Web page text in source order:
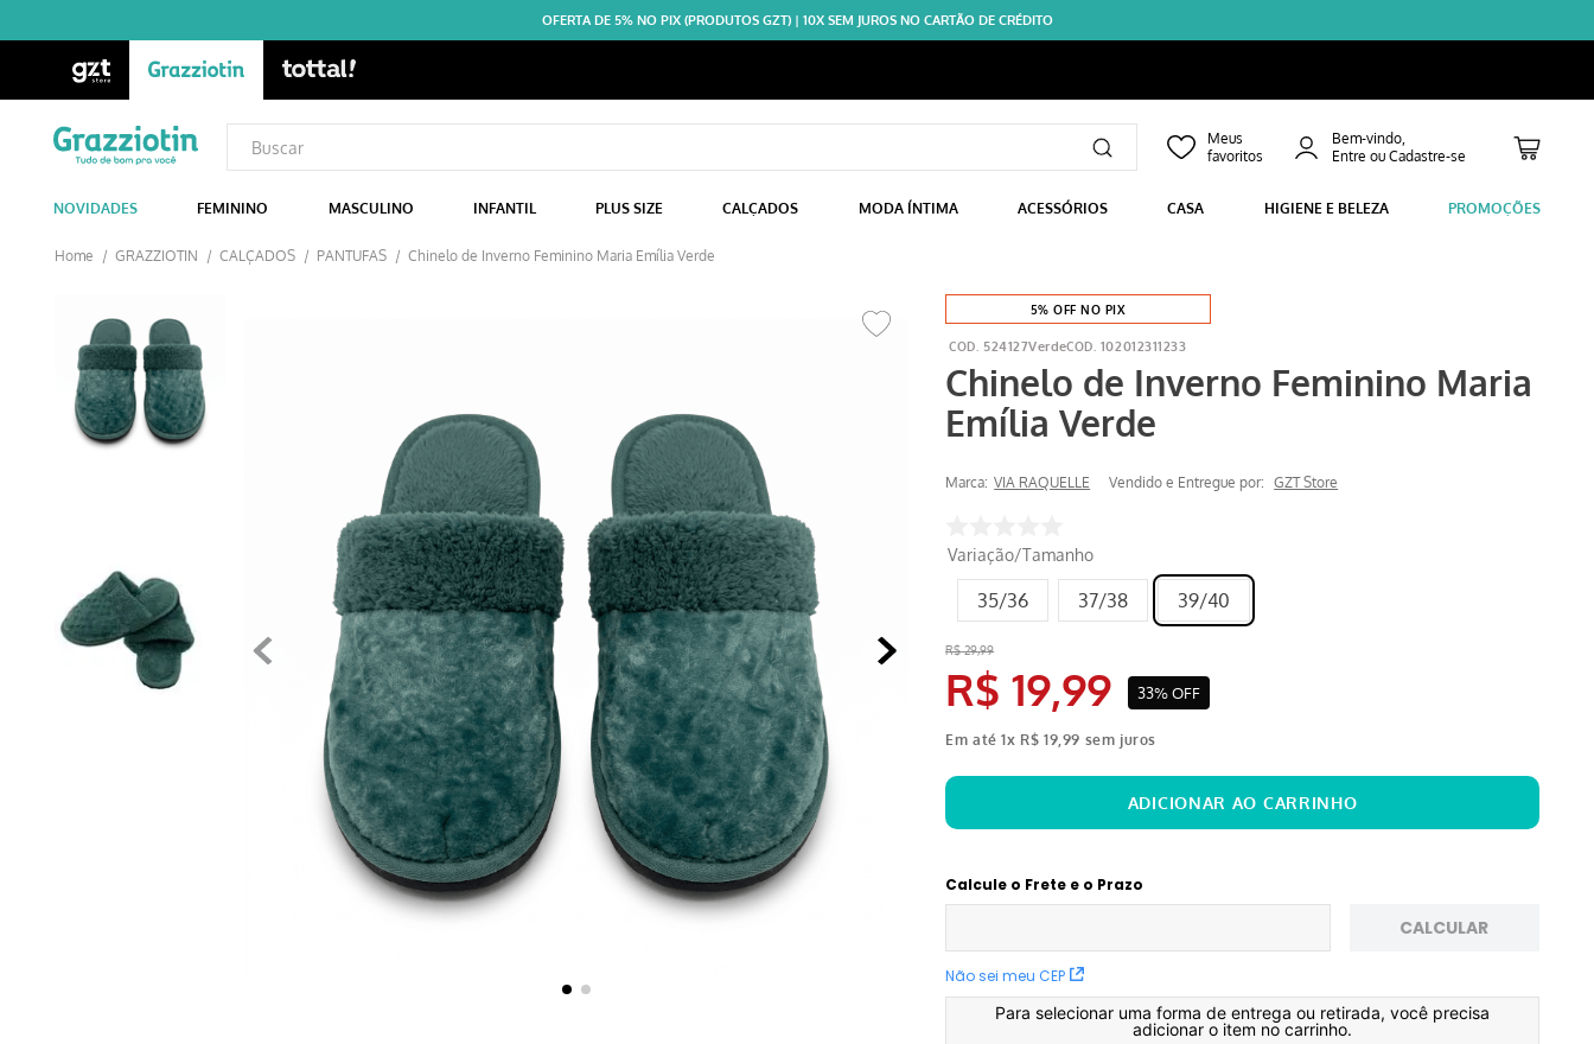
OFERTA DE 5% NO PIX (PRODUTOS GZT) | 10X SEM JUROS NO CARTÃO DE CRÉDITO
Bem-vindo,
NOVIDADES FEMININO MASCULINO INFANTIL PLUS SIZE CALÇADOS MODA ÍNTIMA ACESSÓRIOS CASA HIGIENE E BELEZA PROMOÇÕES
GRAZZIOTIN CALÇADOS PANTUFAS Chinelo de Inverno Feminino Maria Emília Verde
5% OFF NO PIX
524127Verde 102012311233
Chinelo de Inverno Feminino Maria
Emília Verde
Marca: VIA RAQUELLE Vendido e Entregue por: GZT Store
Variação/Tamanho
35/36 37/38 39/40
R$ 29,99
R$ 19,99 33%OFF
Em até1x R$ 19,99 sem juros
Calcule o Frete e o Prazo
Não sei meu CEP
CALCULAR
Para selecionar uma forma de entrega ou retirada, você precisa
adicionar o item no carrinho.